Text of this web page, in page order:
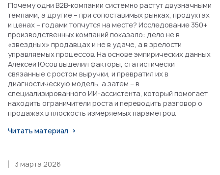
Почему одни B2B-компании системно растут двузначными
темпами, а другие – при сопоставимых рынках, продуктах
и ценах – годами топчутся на месте? Исследование 350+
производственных компаний показало: дело не в
«звездных» продавцах и не в удаче, а в зрелости
управляемых процессов. На основе эмпирических данных
Алексей Юсов выделил факторы, статистически
связанные с ростом выручки, и превратил их в
диагностическую модель, а затем – в
специализированного ИИ-ассистента, который помогает
находить ограничители роста и переводить разговор о
продажах в плоскость измеряемых параметров.
Читать материал
3 марта 2026